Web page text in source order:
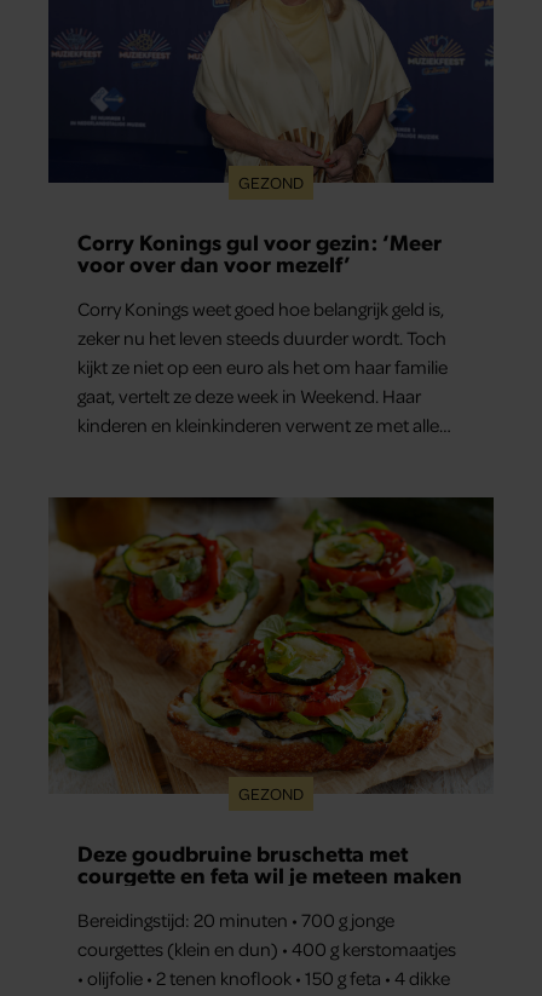
GEZOND
Corry Konings gul voor gezin: ‘Meer
voor over dan voor mezelf’
Corry Konings weet goed hoe belangrijk geld is,
zeker nu het leven steeds duurder wordt. Toch
kijkt ze niet op een euro als het om haar familie
gaat, vertelt ze deze week in Weekend. Haar
kinderen en kleinkinderen verwent ze met alle
GEZOND
Deze goudbruine bruschetta met
courgette en feta wil je meteen maken
Bereidingstijd: 20 minuten • 700 g jonge
courgettes (klein en dun) • 400 g kerstomaatjes
• olijfolie • 2 tenen knoflook • 150 g feta • 4 dikke